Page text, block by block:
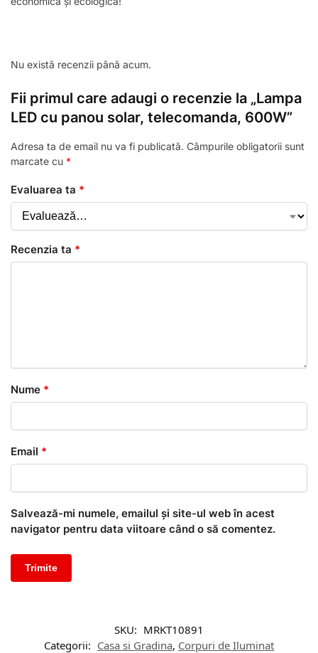
Nu există recenzii până acum.
Fii primul care adaugi o recenzie la „Lampa
LED cu panou solar, telecomanda, 600W”
Adresa ta de email nu va fi publicată. Câmpurile obligatorii sunt
marcate cu *
Evaluarea ta *
Recenzia ta *
Nume *
Email *
Salvează-mi numele, emailul și site-ul web în acest
navigator pentru data viitoare când o să comentez.
SKU: MRKT10891
Categorii: Casa si Gradina, Corpuri de Iluminat